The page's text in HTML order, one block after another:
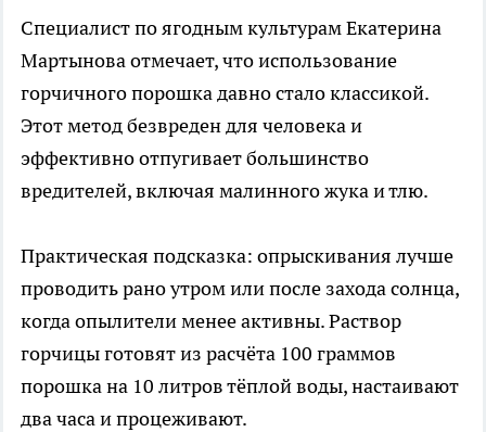
Специалист по ягодным культурам Екатерина
Мартынова отмечает, что использование
горчичного порошка давно стало классикой.
Этот метод безвреден для человека и
эффективно отпугивает большинство
вредителей, включая малинного жука и тлю.
Практическая подсказка: опрыскивания лучше
проводить рано утром или после захода солнца,
когда опылители менее активны. Раствор
горчицы готовят из расчёта 100 граммов
порошка на 10 литров тёплой воды, настаивают
два часа и процеживают.